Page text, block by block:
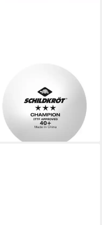
Tischtennisball 3-Stern
Champion ITTF 120 in weiß,
Tischtennis Bälle
Tischtennisball Ball Balls
169,99 €
lieferbar - in 4-5 Werktagen bei dir